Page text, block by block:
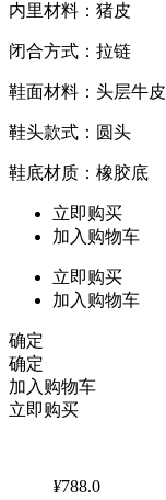
内里材料：猪皮
闭合方式：拉链
鞋面材料：头层牛皮
鞋头款式：圆头
鞋底材质：橡胶底
立即购买
加入购物车
立即购买
加入购物车
确定
确定
加入购物车
立即购买
¥788.0